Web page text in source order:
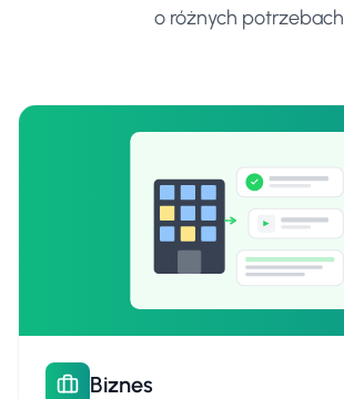
o różnych potrzebach
Biznes